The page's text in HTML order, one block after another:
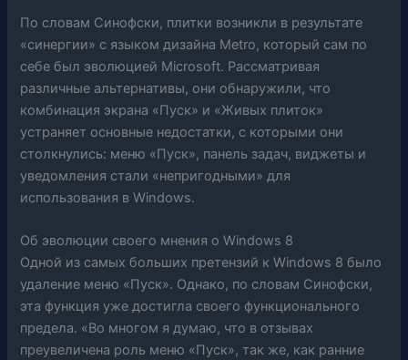
По словам Синофски, плитки возникли в результате
«синергии» с языком дизайна Metro, который сам по
себе был эволюцией Microsoft. Рассматривая
различные альтернативы, они обнаружили, что
комбинация экрана «Пуск» и «Живых плиток»
устраняет основные недостатки, с которыми они
столкнулись: меню «Пуск», панель задач, виджеты и
уведомления стали «непригодными» для
использования в Windows.
Об эволюции своего мнения о Windows 8
Одной из самых больших претензий к Windows 8 было
удаление меню «Пуск». Однако, по словам Синофски,
эта функция уже достигла своего функционального
предела. «Во многом я думаю, что в отзывах
преувеличена роль меню «Пуск», так же, как ранние